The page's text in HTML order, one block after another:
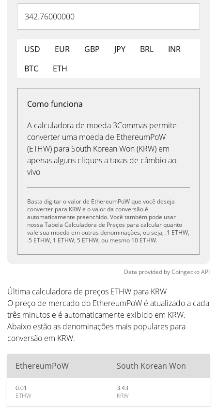
USD EUR GBP JPY BRL
INR
BTC
ETH
Como funciona
A calculadora de moeda 3Commas permite
converter uma moeda de EthereumPoW
(ETHW) para South Korean Won (KRW) em
apenas alguns cliques a taxas de câmbio ao
vivo
Basta digitar o valor de EthereumPoW que você deseja
converter para KRW e o valor da conversão é
automaticamente preenchido. Você também pode usar
nossa Tabela Calculadora de Preços para calcular quanto
vale sua moeda em outras denominações, ou seja, .1 ETHW,
.5 ETHW, 1 ETHW, 5 ETHW, ou mesmo 10 ETHW.
Data provided byCoingeckoAPI
Última calculadora de preços ETHW para KRW
O preço de mercado do EthereumPoW é atualizado a cada
três minutos e é automaticamente exibido em KRW.
Abaixo estão as denominações mais populares para
conversão em KRW.
EthereumPoW South Korean Won
0.01
ETHW
3.43
KRW